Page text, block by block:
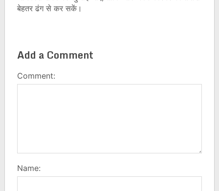
बेहतर ढंग से कर सकें।
Add a Comment
Comment:
Name: